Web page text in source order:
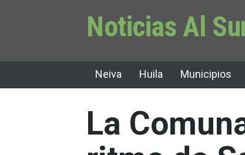
Noticias Al
Neiva Huila Municipios
La